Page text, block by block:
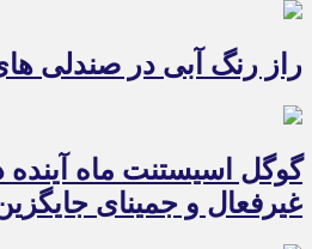
راز رنگ آبی در صندلی
گوگل اسیستنت ماه آینده
غیرفعال و جمینای